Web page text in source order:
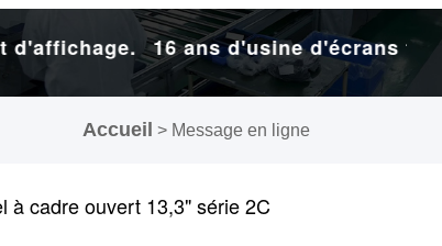
16 ans d'usine d'écrans
Accueil > Message en ligne
à cadre ouvert 13,3" série 2C